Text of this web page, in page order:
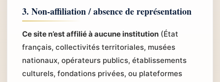
3. Non-affiliation / absence de représentation
Ce site n’est affilié à aucune institution (État
français, collectivités territoriales, musées
nationaux, opérateurs publics, établissements
culturels, fondations privées, ou plateformes